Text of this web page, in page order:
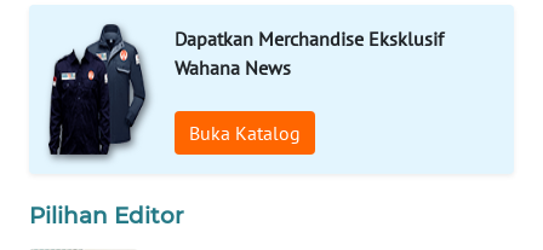
Dapatkan Merchandise Eksklusif
Wahana News
Buka Katalog
Pilihan Editor
WN
TEBING
TINGGI
WN
PAKPAK
WN